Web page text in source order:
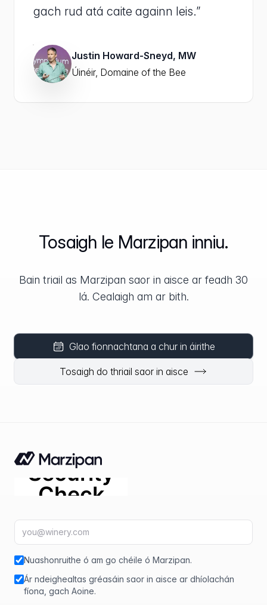
gach rud atá caite againn leis.”
Justin Howard-Sneyd, MW
Úinéir, Domaine of the Bee
Tosaigh le Marzipan inniu.
Bain triail as Marzipan saor in aisce ar feadh 30
lá. Cealaigh am ar bith.
Glao fionnachtana a chur in áirithe
Tosaigh do thriail saor in aisce
Seoladh ríomhphoist
Nuashonruithe ó am go chéile ó Marzipan.
Ár ndeighealtas gréasáin saor in aisce ar dhíolachán
fíona, gach Aoine.